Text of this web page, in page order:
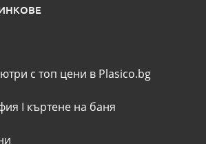
с топ цени в Plasico.bg
I къртене на баня